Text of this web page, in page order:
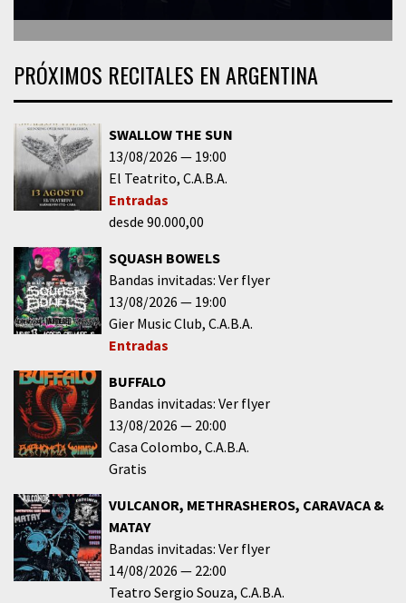
PRÓXIMOS RECITALES EN ARGENTINA
SWALLOW THE SUN
13/08/2026
19:00
El Teatrito C.A.B.A.
Entradas
desde 90.000,00
SQUASH BOWELS
Bandas invitadas: Ver flyer
13/08/2026
19:00
Gier Music Club C.A.B.A.
Entradas
BUFFALO
Bandas invitadas: Ver flyer
13/08/2026
20:00
Casa Colombo C.A.B.A.
Gratis
VULCANOR, METHRASHEROS, CARAVACA &
MATAY
Bandas invitadas: Ver flyer
14/08/2026
22:00
Teatro Sergio Souza C.A.B.A.